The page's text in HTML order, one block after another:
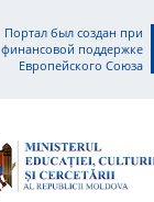
Портал был создан при
финансовой поддержке
Европейского Союза